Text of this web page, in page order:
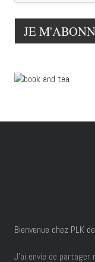
Bienvenue chez PLK
J’ai envie de